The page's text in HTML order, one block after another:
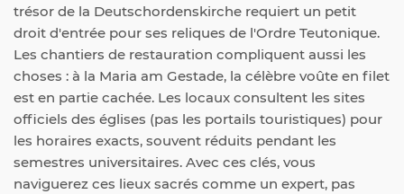
trésor de la Deutschordenskirche requiert un petit
droit d'entrée pour ses reliques de l'Ordre Teutonique.
Les chantiers de restauration compliquent aussi les
choses : à la Maria am Gestade, la célèbre voûte en filet
est en partie cachée. Les locaux consultent les sites
officiels des églises (pas les portails touristiques) pour
les horaires exacts, souvent réduits pendant les
semestres universitaires. Avec ces clés, vous
naviguerez ces lieux sacrés comme un expert, pas